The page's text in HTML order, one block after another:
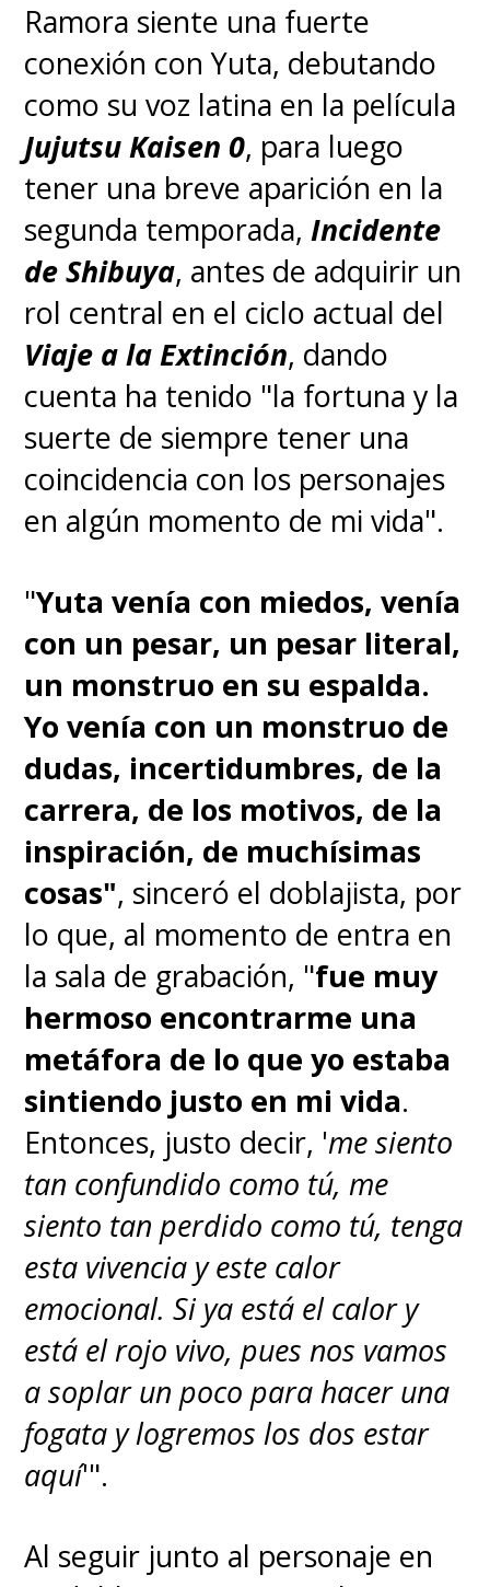
Ramora siente una fuerte
conexión con Yuta, debutando
como su voz latina en la película
Jujutsu Kaisen 0, para luego
tener una breve aparición en la
segunda temporada,Incidente
de Shibuya, antes de adquirir un
rol central en el ciclo actual del
Viaje a la Extinción, dando
cuenta ha tenido "la fortuna y la
suerte de siempre tener una
coincidencia con los personajes
en algún momento de mi vida".
"Yuta venía con miedos, venía
con un pesar, un pesar literal,
un monstruo en su espalda.
Yo venía con un monstruo de
dudas, incertidumbres, de la
carrera, de los motivos, de la
inspiración, de muchísimas
cosas", sinceró el doblajista, por
lo que, al momento de entra en
la sala de grabación, "fue muy
hermoso encontrarme una
metáfora de lo que yo estaba
sintiendo justo en mi vida.
Entonces, justo decir, 'me siento
tan confundido como tú, me
siento tan perdido como tú, tenga
esta vivencia y este calor
emocional. Si ya está el calor y
está el rojo vivo, pues nos vamos
a soplar un poco para hacer una
fogata y logremos los dos estar
aquí'".
Al seguir junto al personaje en